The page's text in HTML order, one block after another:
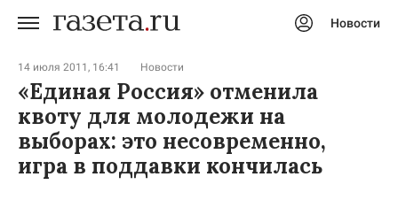
Новости
14 июля 2011, 16:41 Новости
«Единая Россия» отменила
квоту для молодежи на
выборах: это несовременно,
игра в поддавки кончилась